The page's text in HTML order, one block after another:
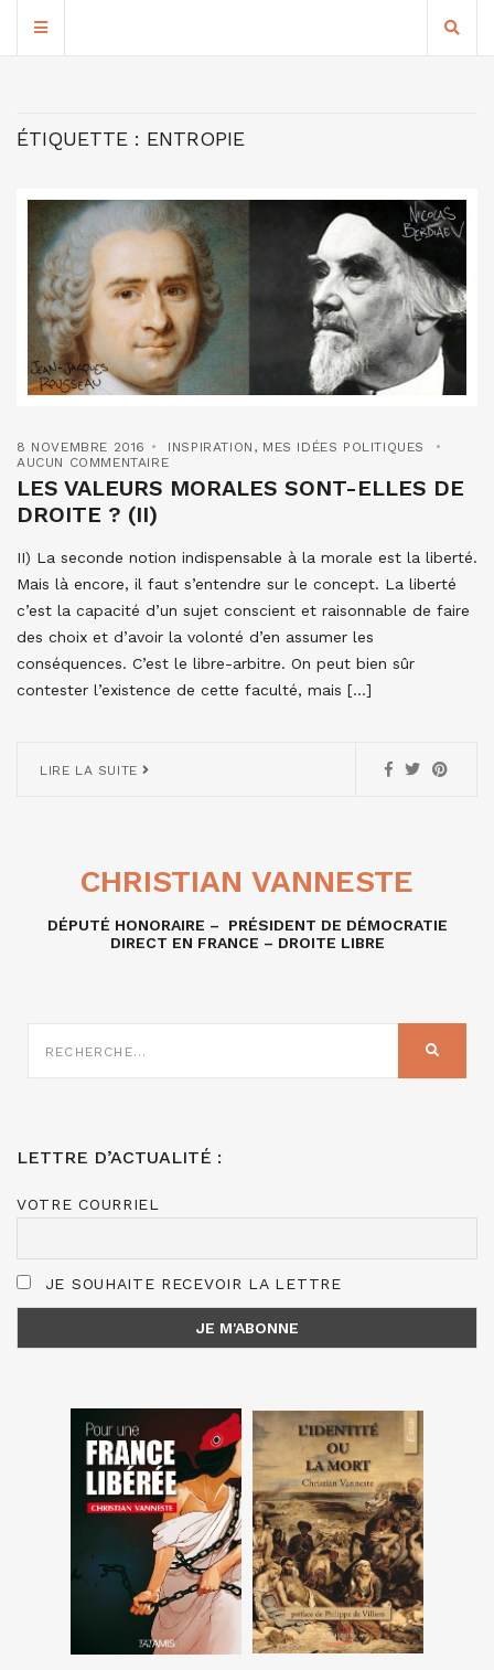
ÉTIQUETTE : ENTROPIE
8 NOVEMBRE 2016 INSPIRATION , MES IDÉES POLITIQUES
AUCUN COMMENTAIRE
LES VALEURS MORALES SONT-ELLES DE
DROITE ? (II)
II) La seconde notion indispensable à la morale est la liberté.
Mais là encore, il faut s’entendre sur le concept. La liberté
c’est la capacité d’un sujet conscient et raisonnable de faire
des choix et d’avoir la volonté d’en assumer les
conséquences. C’est le libre-arbitre. On peut bien sûr
contester l’existence de cette faculté, mais […]
LIRE LA SUITE
CHRISTIAN VANNESTE
DÉPUTÉ HONORAIRE – PRÉSIDENT DE DÉMOCRATIE
DIRECT EN FRANCE – DROITE LIBRE
SUR
LETTRE D’ACTUALITÉ :
VOTRE COURRIEL
JE SOUHAITE RECEVOIR LA LETTRE